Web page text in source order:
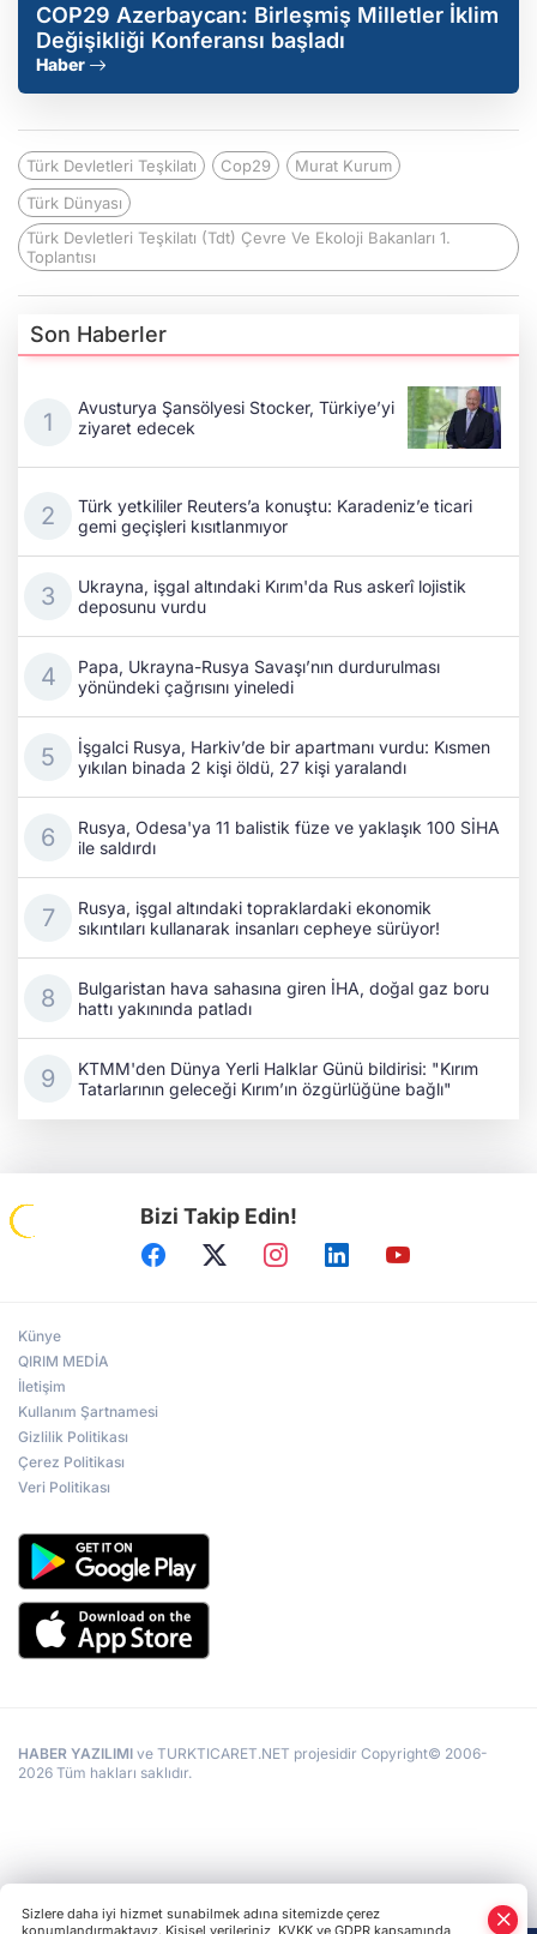
COP29 Azerbaycan: Birleşmiş Milletler İklim
Değişikliği Konferansı başladı
Haber
Türk Devletleri Teşkilatı Cop29
Murat Kurum
Türk Dünyası
Türk Devletleri Teşkilatı (Tdt) Çevre Ve Ekoloji Bakanları 1.
Toplantısı
Son Haberler
Avusturya Şansölyesi Stocker, Türkiye’yi
ziyaret edecek
Türk yetkililer Reuters’a konuştu: Karadeniz’e ticari
gemi geçişleri kısıtlanmıyor
Ukrayna, işgal altındaki Kırım'da Rus askerî lojistik
deposunu vurdu
Papa, Ukrayna-Rusya Savaşı’nın durdurulması
yönündeki çağrısını yineledi
İşgalci Rusya, Harkiv’de bir apartmanı vurdu: Kısmen
yıkılan binada 2 kişi öldü, 27 kişi yaralandı
Rusya, Odesa'ya 11 balistik füze ve yaklaşık 100 SİHA
ile saldırdı
Rusya, işgal altındaki topraklardaki ekonomik
sıkıntıları kullanarak insanları cepheye sürüyor!
Bulgaristan hava sahasına giren İHA, doğal gaz boru
hattı yakınında patladı
KTMM'den Dünya Yerli Halklar Günü bildirisi: "Kırım
Tatarlarının geleceği Kırım’ın özgürlüğüne bağlı"
Bizi Takip Edin!
Künye
QIRIM MEDİA
İletişim
Kullanım Şartnamesi
Gizlilik Politikası
Çerez Politikası
Veri Politikası
HABER YAZILIMI ve TURKTICARET.NET projesidir Copyright© 2006-
2026 Tüm hakları saklıdır.
Sizlere daha iyi hizmet sunabilmek adına sitemizde çerez
konumlandırmaktayız. Kişisel verileriniz, KVKK ve GDPR kapsamında